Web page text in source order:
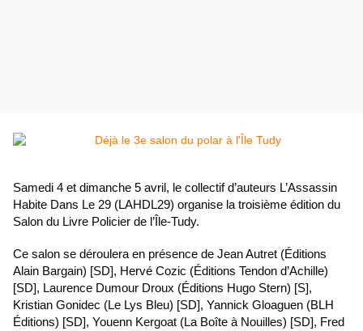
Samedi 4 et dimanche 5 avril, le collectif d’auteurs L’Assassin
Habite Dans Le 29 (LAHDL29) organise la troisième édition du
Salon du Livre Policier de l’Île-Tudy.
Ce salon se déroulera en présence de Jean Autret (Éditions
Alain Bargain) [SD], Hervé Cozic (Éditions Tendon d’Achille)
[SD], Laurence Dumour Droux (Éditions Hugo Stern) [S],
Kristian Gonidec (Le Lys Bleu) [SD], Yannick Gloaguen (BLH
Éditions) [SD], Youenn Kergoat (La Boîte à Nouilles) [SD], Fred